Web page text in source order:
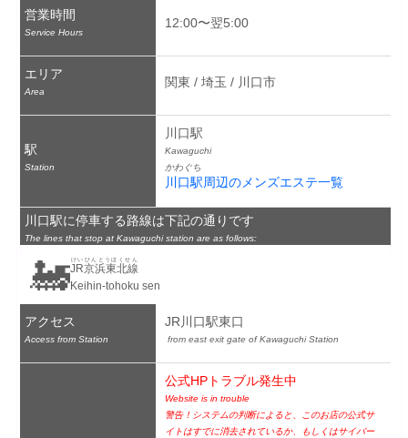
営業時間
Service Hours
12:00〜翌5:00
エリア
Area
関東 / 埼玉 / 川口市
駅
Station
川口駅
Kawaguchi
かわぐち
川口駅周辺のメンズエステ一覧
川口駅に停車する路線は下記の通りです
The lines that stop at Kawaguchi station are as follows:
🚂JR京浜東北線
けいひんとうほくせん
Keihin-tohoku sen
アクセス
Access from Station
JR川口駅東口
from east exit gate of Kawaguchi Station
公式HPトラブル発生中
Website is in trouble
警告！システムの判断によると、このお店の公式サ
イトはすでに消去されているか、もしくはサイバー